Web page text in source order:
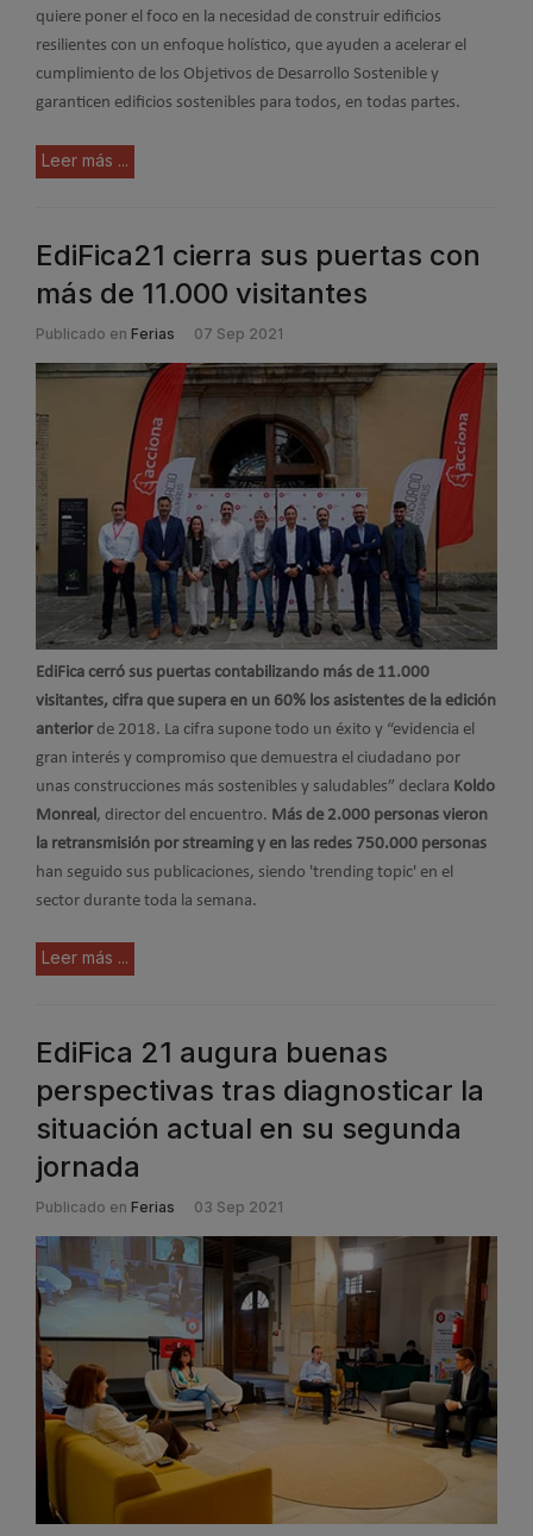
quiere poner el foco en la necesidad de construir edificios
resilientes con un enfoque holístico, que ayuden a acelerar el
cumplimiento de los Objetivos de Desarrollo Sostenible y
garanticen edificios sostenibles para todos, en todas partes.
Leer más ...
EdiFica21 cierra sus puertas con
más de 11.000 visitantes
Publicado en Ferias 07 Sep 2021
EdiFica cerró sus puertas contabilizando más de 11.000
visitantes, cifra que supera en un 60% los asistentes de la edición
anterior de 2018. La cifra supone todo un éxito y “evidencia el
gran interés y compromiso que demuestra el ciudadano por
unas construcciones más sostenibles y saludables” declara Koldo
Monreal , director del encuentro. Más de 2.000 personas vieron
la retransmisión por streaming y en las redes 750.000 personas
han seguido sus publicaciones, siendo 'trending topic' en el
sector durante toda la semana.
Leer más ...
EdiFica 21 augura buenas
perspectivas tras diagnosticar la
situación actual en su segunda
jornada
Publicado en Ferias 03 Sep 2021